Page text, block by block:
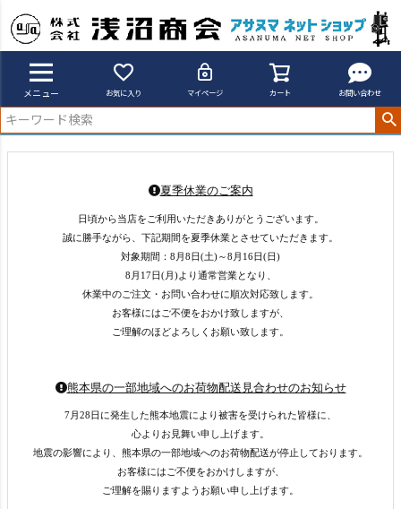
メニュー お気に入り マイページ カート お問い合わせ
夏季休業のご案内
日頃から当店をご利用いただきありがとうございます。
誠に勝手ながら、下記期間を夏季休業とさせていただきます。
対象期間：8月8日(土)～8月16日(日)
8月17日(月)より通常営業となり、
休業中のご注文・お問い合わせに順次対応致します。
お客様にはご不便をおかけ致しますが、
ご理解のほどよろしくお願い致します。
熊本県の一部地域へのお荷物配送見合わせのお知らせ
7月28日に発生した熊本地震により被害を受けられた皆様に、
心よりお見舞い申し上げます。
地震の影響により、熊本県の一部地域へのお荷物配送が停止しております。
お客様にはご不便をおかけしますが、
ご理解を賜りますようお願い申し上げます。